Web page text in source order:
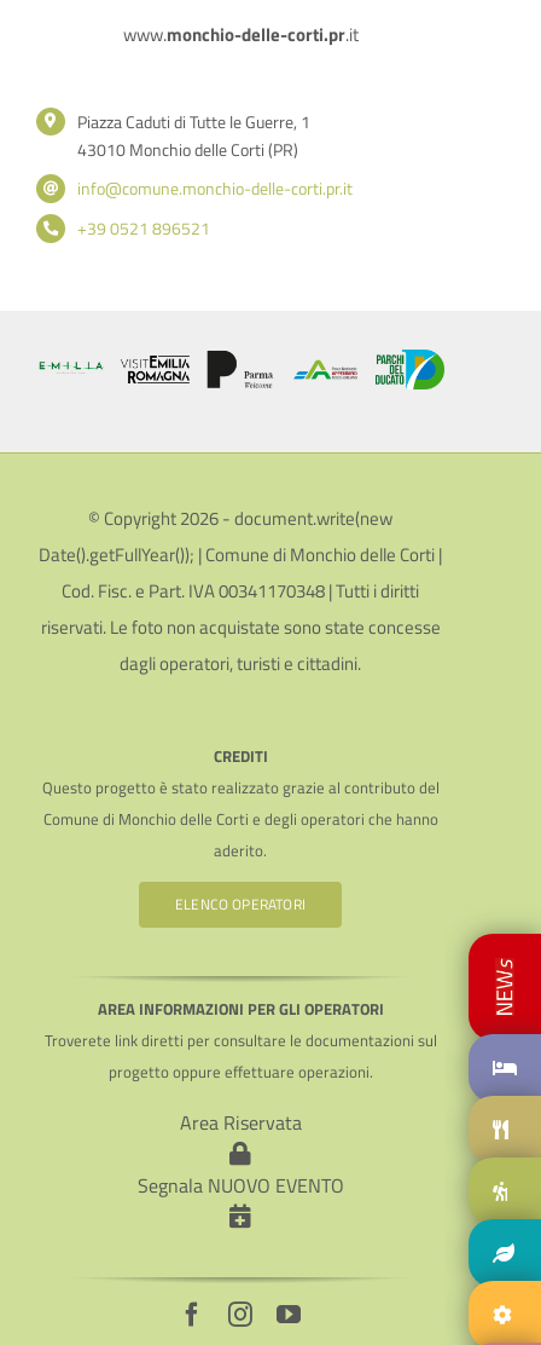
www.monchio-delle-corti.pr.it
Piazza Caduti di Tutte le Guerre, 1
43010 Monchio delle Corti (PR)
info@comune.monchio-delle-corti.pr.it
+39 0521 896521
© Copyright 2026 - document.write(new
Date().getFullYear()); | Comune di Monchio delle Corti |
Cod. Fisc. e Part. IVA 00341170348 | Tutti i diritti
riservati. Le foto non acquistate sono state concesse
dagli operatori, turisti e cittadini.
CREDITI
Questo progetto è stato realizzato grazie al contributo del
Comune di Monchio delle Corti e degli operatori che hanno
aderito.
ELENCO OPERATORI
AREA INFORMAZIONI PER GLI OPERATORI
Troverete link diretti per consultare le documentazioni sul
progetto oppure effettuare operazioni.
Area Riservata
Segnala NUOVO EVENTO